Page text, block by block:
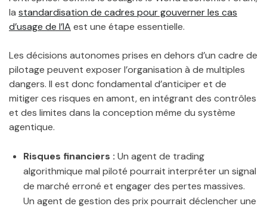
la standardisation de cadres pour gouverner les cas
d’usage de l’IA est une étape essentielle.
Les décisions autonomes prises en dehors d’un cadre de
pilotage peuvent exposer l’organisation à de multiples
dangers. Il est donc fondamental d’anticiper et de
mitiger ces risques en amont, en intégrant des contrôles
et des limites dans la conception même du système
agentique.
Risques financiers : Un agent de trading
algorithmique mal piloté pourrait interpréter un signal
de marché erroné et engager des pertes massives.
Un agent de gestion des prix pourrait déclencher une